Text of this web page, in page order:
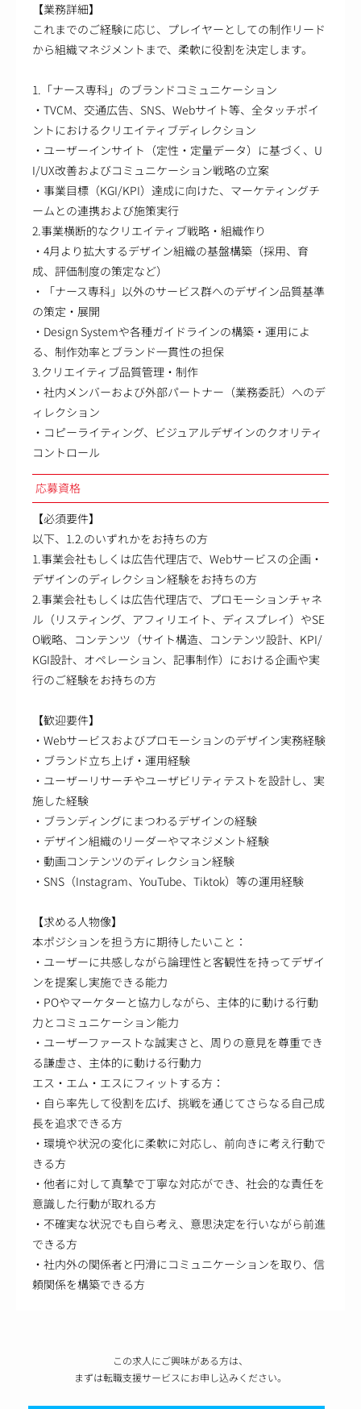
【業務詳細】
これまでのご経験に応じ、プレイヤーとしての制作リード
から組織マネジメントまで、柔軟に役割を決定します。
1.「ナース専科」のブランドコミュニケーション
・TVCM、交通広告、SNS、Webサイト等、全タッチポイ
ントにおけるクリエイティブディレクション
・ユーザーインサイト（定性・定量データ）に基づく、U
I/UX改善およびコミュニケーション戦略の立案
・事業目標（KGI/KPI）達成に向けた、マーケティングチ
ームとの連携および施策実行
2.事業横断的なクリエイティブ戦略・組織作り
・4月より拡大するデザイン組織の基盤構築（採用、育
成、評価制度の策定など）
・「ナース専科」以外のサービス群へのデザイン品質基準
の策定・展開
・Design Systemや各種ガイドラインの構築・運用によ
る、制作効率とブランド一貫性の担保
3.クリエイティブ品質管理・制作
・社内メンバーおよび外部パートナー（業務委託）へのデ
ィレクション
・コピーライティング、ビジュアルデザインのクオリティ
コントロール
応募資格
【必須要件】
以下、1.2.のいずれかをお持ちの方
1.事業会社もしくは広告代理店で、Webサービスの企画・
デザインのディレクション経験をお持ちの方
2.事業会社もしくは広告代理店で、プロモーションチャネ
ル（リスティング、アフィリエイト、ディスプレイ）やSE
O戦略、コンテンツ（サイト構造、コンテンツ設計、KPI/
KGI設計、オペレーション、記事制作）における企画や実
行のご経験をお持ちの方
【歓迎要件】
・Webサービスおよびプロモーションのデザイン実務経験
・ブランド立ち上げ・運用経験
・ユーザーリサーチやユーザビリティテストを設計し、実
施した経験
・ブランディングにまつわるデザインの経験
・デザイン組織のリーダーやマネジメント経験
・動画コンテンツのディレクション経験
・SNS（Instagram、YouTube、Tiktok）等の運用経験
【求める人物像】
本ポジションを担う方に期待したいこと：
・ユーザーに共感しながら論理性と客観性を持ってデザイ
ンを提案し実施できる能力
・POやマーケターと協力しながら、主体的に動ける行動
力とコミュニケーション能力
・ユーザーファーストな誠実さと、周りの意見を尊重でき
る謙虚さ、主体的に動ける行動力
エス・エム・エスにフィットする方：
・自ら率先して役割を広げ、挑戦を通じてさらなる自己成
長を追求できる方
・環境や状況の変化に柔軟に対応し、前向きに考え行動で
きる方
・他者に対して真摯で丁寧な対応ができ、社会的な責任を
意識した行動が取れる方
・不確実な状況でも自ら考え、意思決定を行いながら前進
できる方
・社内外の関係者と円滑にコミュニケーションを取り、信
頼関係を構築できる方
この求人にご興味がある方は、
まずは転職支援サービスにお申し込みください。